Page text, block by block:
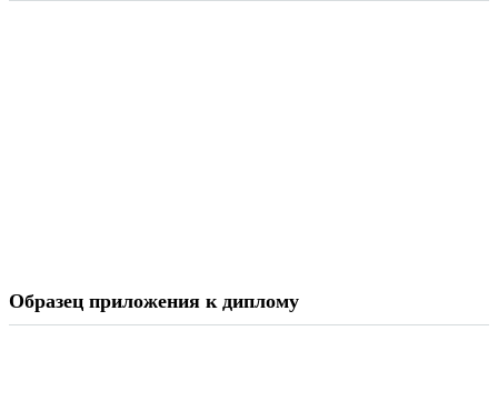
Образец приложения к диплому